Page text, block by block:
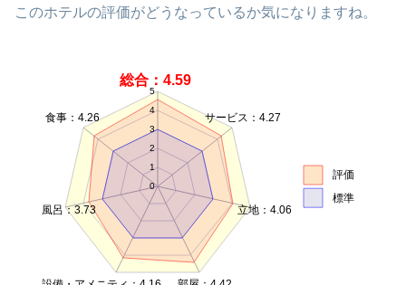
このホテルの評価がどうなっているか気になりますね。
0
1
2
3
4
5
総合：4.59
サービス：4.27
立地：4.06
風呂：3.73
食事：4.26
評価
標準